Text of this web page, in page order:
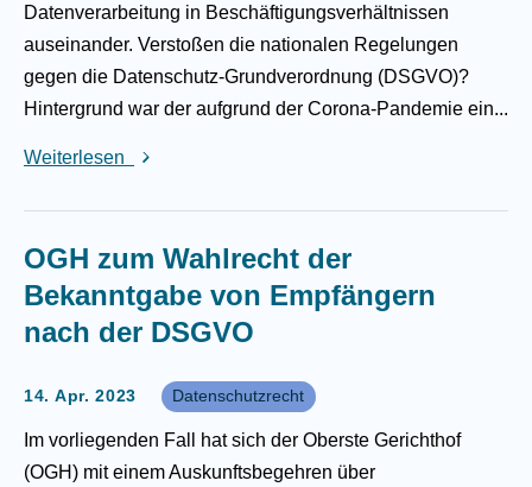
Datenverarbeitung in Beschäftigungsverhältnissen
auseinander. Verstoßen die nationalen Regelungen
gegen die Datenschutz-Grundverordnung (DSGVO)?
Hintergrund war der aufgrund der Corona-Pandemie ein...
Weiterlesen
OGH zum Wahlrecht der
Bekanntgabe von Empfängern
nach der DSGVO
14. Apr. 2023 Datenschutzrecht
Im vorliegenden Fall hat sich der Oberste Gerichthof
(OGH) mit einem Auskunftsbegehren über